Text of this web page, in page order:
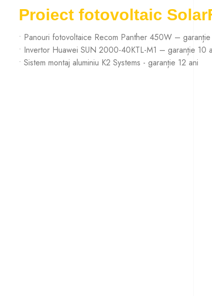
Proiect fotovoltaic
• Panouri fotovoltaice Recom Panther 450W –
• Invertor Huawei SUN 2000-40KTL-M1 – garanție 10
• Sistem montaj aluminiu K2 Systems - garanție 12 ani